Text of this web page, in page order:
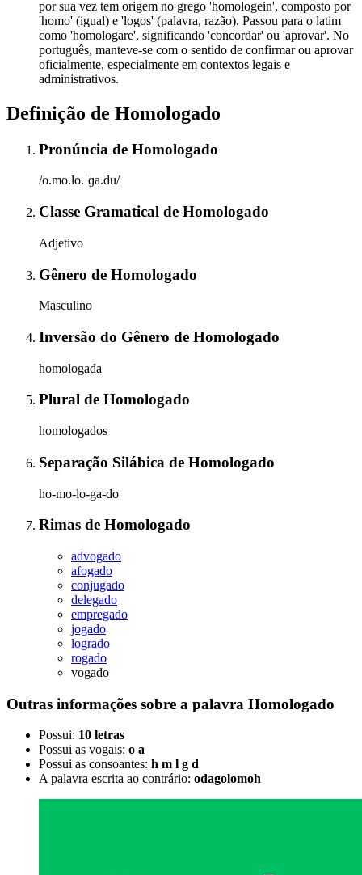
por sua vez tem origem no grego 'homologein', composto por
'homo' (igual) e 'logos' (palavra, razão). Passou para o latim
como 'homologare', significando 'concordar' ou 'aprovar'. No
português, manteve-se com o sentido de confirmar ou aprovar
oficialmente, especialmente em contextos legais e
administrativos.
Definição de Homologado
Pronúncia de Homologado
/o.mo.lo.ˈɡa.du/
Classe Gramatical de Homologado
Adjetivo
Gênero de Homologado
Masculino
Inversão do Gênero de Homologado
homologada
Plural de Homologado
homologados
Separação Silábica de Homologado
ho-mo-lo-ga-do
Rimas de Homologado
advogado
afogado
conjugado
delegado
empregado
jogado
logrado
rogado
vogado
Outras informações sobre a palavra Homologado
Possui: 10 letras
Possui as vogais: o a
Possui as consoantes: h m l g d
A palavra escrita ao contrário: odagolomoh